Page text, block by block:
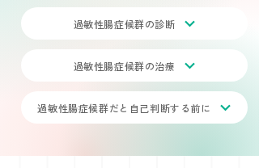
過敏性腸症候群の診断
過敏性腸症候群の治療
過敏性腸症候群だと自己判断する前に